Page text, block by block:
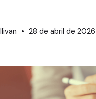
28 de abril de 2026